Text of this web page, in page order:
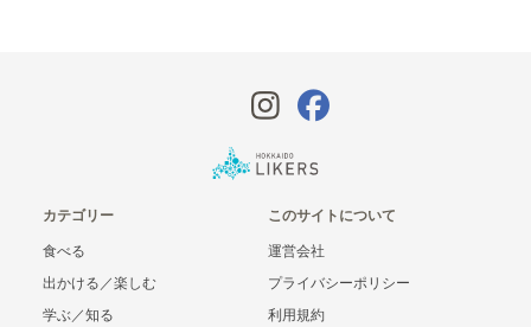
カテゴリー
食べる
出かける／楽しむ
学ぶ／知る
このサイトについて
運営会社
プライバシーポリシー
利用規約